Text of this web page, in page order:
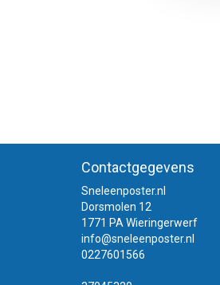
Contactgegevens
Sneleenposter.nl
Dorsmolen 12
1771 PA Wieringerwerf
info@sneleenposter.nl
0227601566